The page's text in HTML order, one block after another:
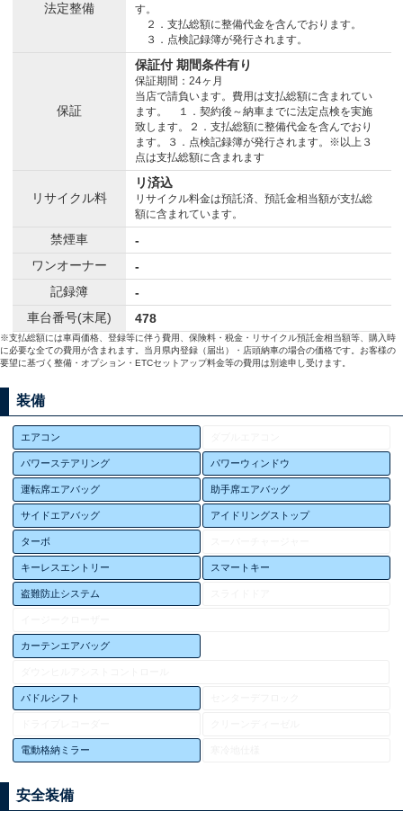
法定整備
す。
２．支払総額に整備代金を含んでおります。
３．点検記録簿が発行されます。
保証
保証付 期間条件有り
保証期間：24ヶ月
当店で請負います。費用は支払総額に含まれてい
ます。 １．契約後～納車までに法定点検を実施
致します。２．支払総額に整備代金を含んでおり
ます。３．点検記録簿が発行されます。※以上３
点は支払総額に含まれます
リサイクル料
リ済込
リサイクル料金は預託済、預託金相当額が支払総
額に含まれています。
禁煙車
-
ワンオーナー
-
記録簿
-
車台番号(末尾)
478
※支払総額には車両価格、登録等に伴う費用、保険料・税金・リサイクル預託金相当額等、購入時
に必要な全ての費用が含まれます。当月県内登録（届出）・店頭納車の場合の価格です。お客様の
要望に基づく整備・オプション・ETCセットアップ料金等の費用は別途申し受けます。
装備
エアコン
パワーステアリング パワーウィンドウ
運転席エアバッグ 助手席エアバッグ
サイドエアバッグ アイドリングストップ
ターボ
キーレスエントリー スマートキー
盗難防止システム
カーテンエアバッグ
パドルシフト
電動格納ミラー
安全装備